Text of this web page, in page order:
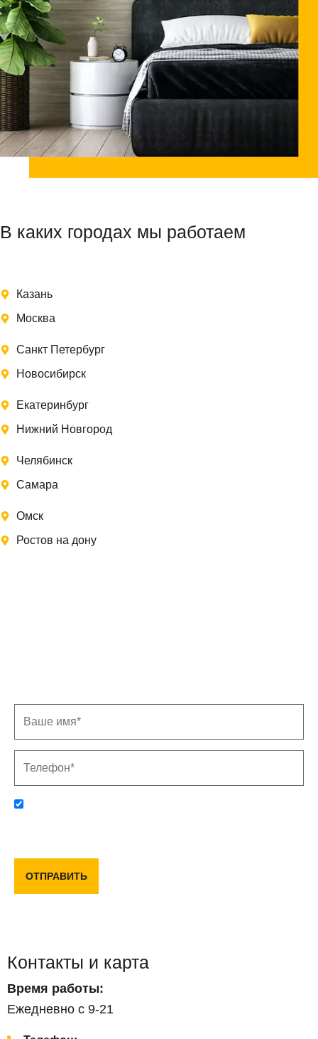
В каких городах мы работаем
Казань
Москва
Санкт Петербург
Новосибирск
Екатеринбург
Нижний Новгород
Челябинск
Самара
Омск
Ростов на дону
ОТПРАВИТЬ
Контакты и карта
Время работы:
Ежедневно с 9-21